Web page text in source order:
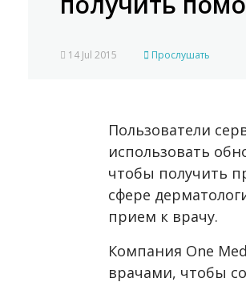
14 Jul 2015 Прослушать
Пользователи
использовать
чтобы получить
сфере
прием к врачу.
Компания One
врачами, чтобы